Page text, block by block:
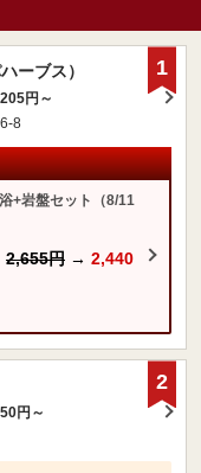
ーブス）
円～
8
+岩盤セット（8/11
2,655円 → 2,440
1
円～
2